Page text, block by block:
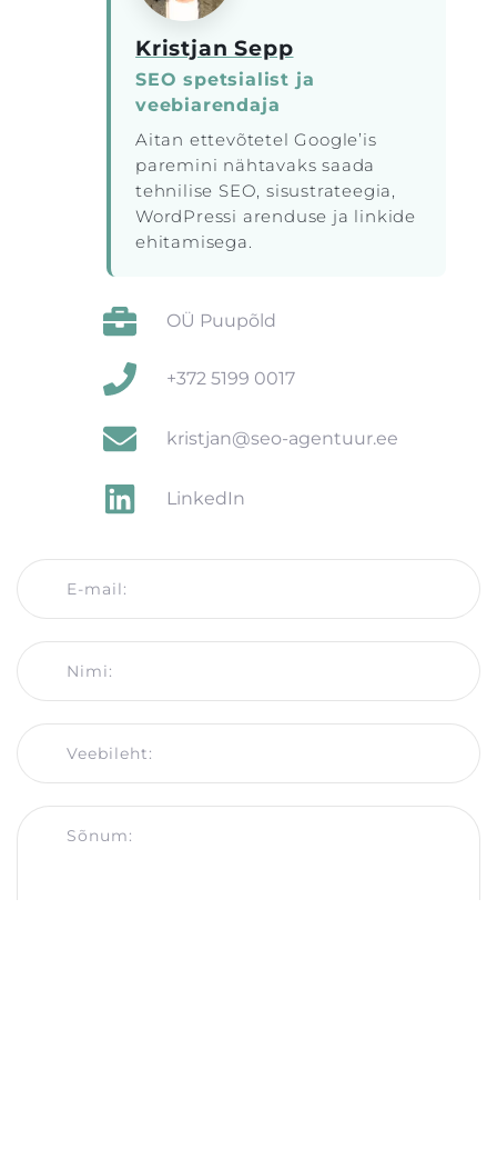
Kristjan Sepp
SEO spetsialist ja
veebiarendaja
Aitan ettevõtetel Google’is
paremini nähtavaks saada
tehnilise SEO, sisustrateegia,
WordPressi arenduse ja linkide
ehitamisega.
OÜ Puupõld
+372 5199 0017
kristjan@seo-agentuur.ee
LinkedIn